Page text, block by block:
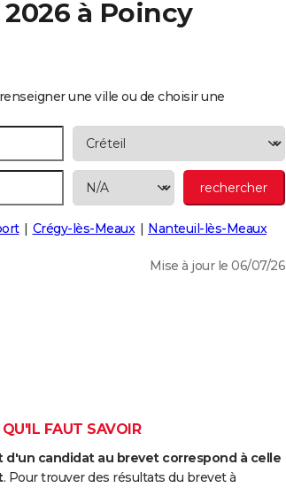
à Poincy
une ville ou de choisir une
Crégy-lès-Meaux Nanteuil-lès-Meaux
Mise à jour le 06/07/26
FAUT SAVOIR
candidat au brevet correspond à celle
. Pour trouver des résultats du brevet à